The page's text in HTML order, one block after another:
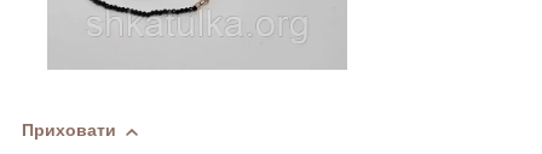
Приховати